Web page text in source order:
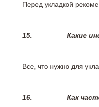
Перед укладкой
15. Какие
Все, что нужно для
16. Как